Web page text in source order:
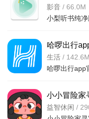
安卓免费版
影音 / 66.0M
哈啰出行
v6.99.71 最
生活 / 142.6M
小小冒险家
新版v1.0.44
益智休闲 /